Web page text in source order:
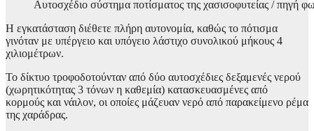
Αυτοσχέδιο σύστημα ποτίσματος της χασισοφυτείας / πηγή
Η εγκατάσταση διέθετε πλήρη αυτονομία, καθώς το πότισμα
γινόταν με υπέργειο και υπόγειο λάστιχο συνολικού μήκους 4
χιλιομέτρων.
Το δίκτυο τροφοδοτούνταν από δύο αυτοσχέδιες δεξαμενές νερού
(χωρητικότητας 3 τόνων η καθεμία) κατασκευασμένες από
κορμούς και νάιλον, οι οποίες μάζευαν νερό από παρακείμενο ρέμα
της χαράδρας.